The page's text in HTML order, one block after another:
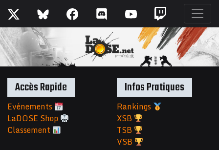
Accès Rapide
Evénements
LaDOSE Shop
Classement
Infos Pratiques
Rankings
XSB
TSB
VSB